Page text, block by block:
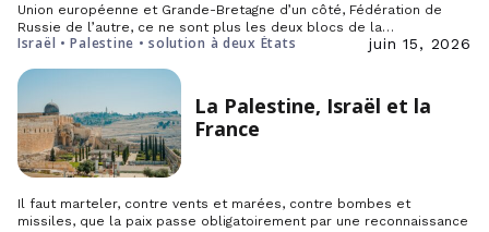
Union européenne et Grande-Bretagne d’un côté, Fédération de
Russie de l’autre, ce ne sont plus les deux blocs de la…
Israël • Palestine • solution à deux États juin 15, 2026
La Palestine, Israël et la
France
Il faut marteler, contre vents et marées, contre bombes et
missiles, que la paix passe obligatoirement par une reconnaissance